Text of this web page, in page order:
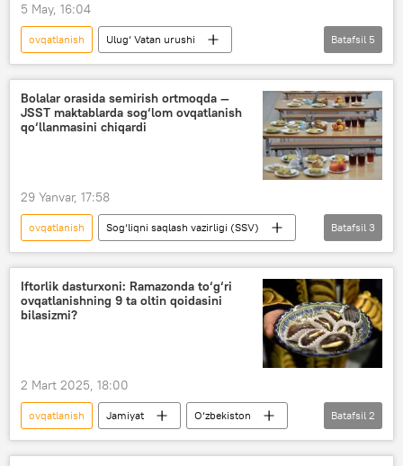
5 May, 16:04
ovqatlanish
Ulug‘ Vatan urushi
Ikkinchi jahon urushi
tarix
palov
SSSR
Jamiyat
Batafsil 5
Bolalar orasida semirish ortmoqda —
JSST maktablarda sog‘lom ovqatlanish
qo‘llanmasini chiqardi
29 Yanvar, 17:58
ovqatlanish
Sog‘liqni saqlash vazirligi (SSV)
JSST
Jamiyat bolalar
Batafsil 3
Iftorlik dasturxoni: Ramazonda to‘g‘ri
ovqatlanishning 9 ta oltin qoidasini
bilasizmi?
2 Mart 2025, 18:00
ovqatlanish Jamiyat
O‘zbekiston
Ramazon oyi
Oziq-ovqat
Batafsil 2